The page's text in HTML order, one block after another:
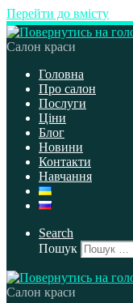
Перейти до вмісту
Салон краси
Головна
Про салон
Послуги
Ціни
Блог
Новини
Контакти
Навчання
Search
Пошук
Салон краси